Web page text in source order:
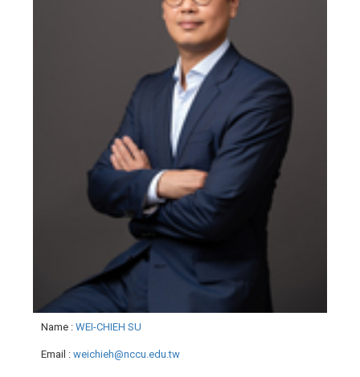
Name : WEI-CHIEH SU
Email : weichieh@nccu.edu.tw